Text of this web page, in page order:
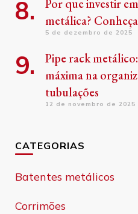
Por que investir
metálica?
5 de dezembro de 2025
Pipe rack
máxima na
tubulações
12 de novembro de 2025
CATEGORIAS
Batentes metálicos
Corrimões